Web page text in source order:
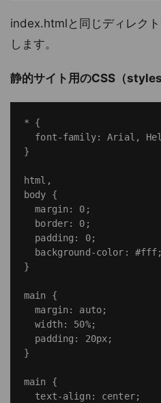
index.htmlと同じディレク
します。
静的サイト用のCSS（
* {
font-family: Arial,
}
html,
body {
  margin: 0;
  border: 0;
  padding: 0;
  background-color: #fff;
}
main {
  margin: auto;
  width: 50%;
  padding: 20px;
}
main {
  text-align: center;